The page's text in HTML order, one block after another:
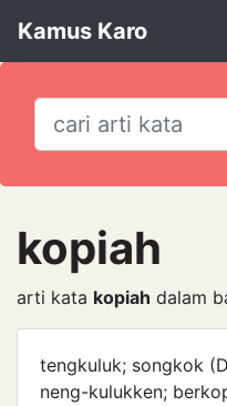
Kamus Karo
kopiah
arti kata kopiah dalam
tengkuluk; songkok
neng-kulukken;